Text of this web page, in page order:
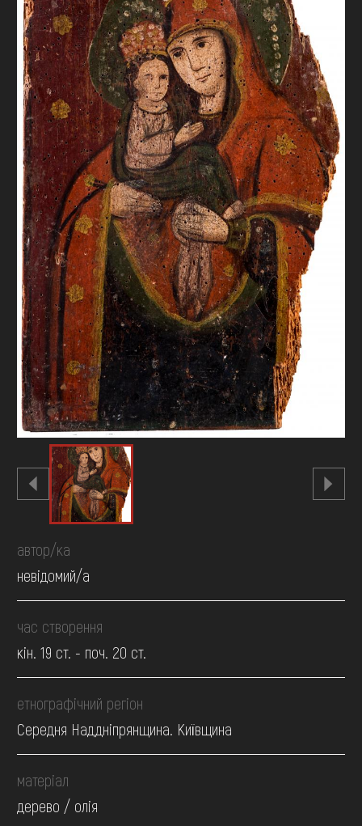
ОНЛАЙН-КРАМНИЦЯ
ПІДТРИМАТИ
автор/ка
невідомий/а
час створення
кін. 19 ст. - поч. 20 ст.
етнографічний регіон
Середня Наддніпрянщина. Київщина
матеріал
дерево / олія